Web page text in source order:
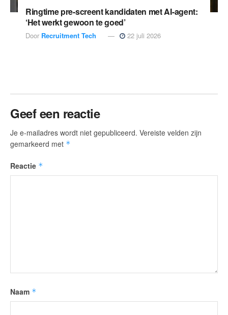
Ringtime pre-screent kandidaten met AI-agent:
‘Het werkt gewoon te goed’
Door Recruitment Tech 22 juli 2026
Geef een reactie
Je e-mailadres wordt niet gepubliceerd. Vereiste velden zijn
gemarkeerd met *
Reactie *
Naam *